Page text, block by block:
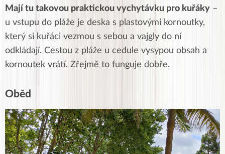
Mají tu takovou praktickou vychytávku pro kuřáky –
u vstupu do pláže je deska s plastovými kornoutky,
který si kuřáci vezmou s sebou a vajgly do ní
odkládají. Cestou z pláže u cedule vysypou obsah a
kornoutek vrátí. Zřejmě to funguje dobře.
Oběd